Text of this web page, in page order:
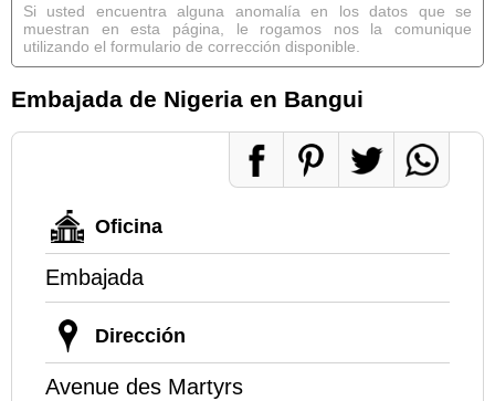
Si usted encuentra alguna anomalía en los datos que se
muestran en esta página, le rogamos nos la comunique
utilizando el formulario de corrección disponible.
Embajada de Nigeria en Bangui
Oficina
Embajada
Dirección
Avenue des Martyrs